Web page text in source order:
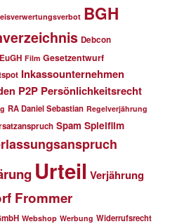
BGH
Debcon
EuGH Film Gesetzentwurf
Inkassounternehmen
P2P Persönlichkeitsrecht
RA Daniel Sebastian Regelverjährung
Spam Spielfilm
Urteil Verjährung
Frommer
Webshop Werbung Widerrufsrecht